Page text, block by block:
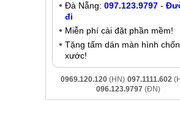
Đà Nẵng: 097.123.9797-
đi
Miễn phí cài đặt phần mềm!
Tặng tấm dán màn hình
xước!
0969.120.120 (HN) 097.1111.602
096.123.9797 (ĐN)